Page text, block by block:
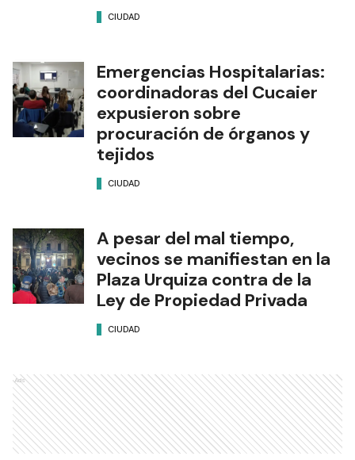
CIUDAD
Emergencias Hospitalarias:
coordinadoras del Cucaier
expusieron sobre
procuración de órganos y
tejidos
CIUDAD
A pesar del mal tiempo,
vecinos se manifiestan en la
Plaza Urquiza contra de la
Ley de Propiedad Privada
CIUDAD
Ads